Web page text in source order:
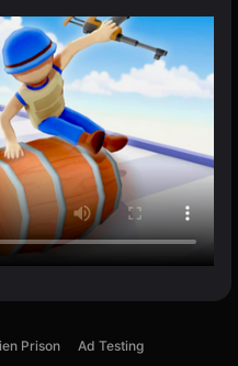
Prison
Ad Testing